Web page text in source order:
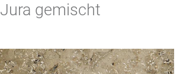
Jura gemischt